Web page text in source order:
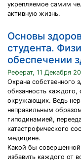
укрепляемое самим
активную жизнь.
Основы
студента.
обеспечении
Реферат, 11 Декабря
Охрана собственного
обязанность каждого,
окружающих. Ведь
неправильным
гиподинамией,
катастрофического
медицине.
Какой бы
избавить каждого от